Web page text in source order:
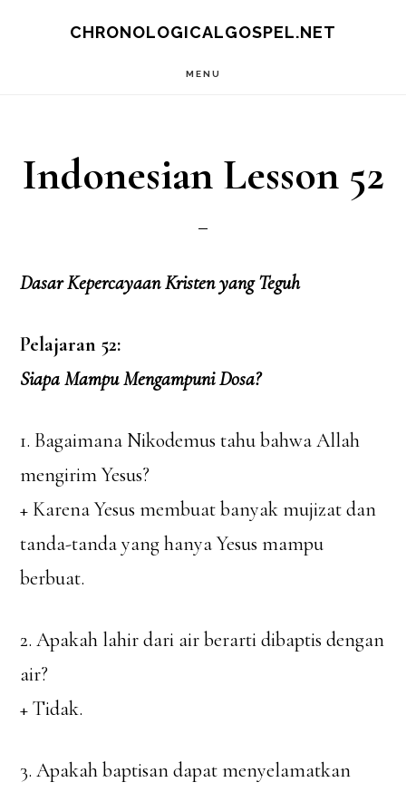
CHRONOLOGICALGOSPEL.NET
MENU
Indonesian Lesson 52
Dasar Kepercayaan Kristen yang Teguh
Pelajaran 52:
Siapa Mampu Mengampuni Dosa?
1. Bagaimana Nikodemus tahu bahwa Allah
mengirim Yesus?
+ Karena Yesus membuat banyak mujizat dan
tanda-tanda yang hanya Yesus mampu
berbuat.
2. Apakah lahir dari air berarti dibaptis dengan
air?
+ Tidak.
3. Apakah baptisan dapat menyelamatkan